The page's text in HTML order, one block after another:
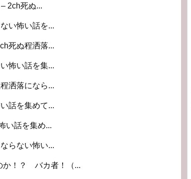
2ch死ぬ...
い怖い話を...
死ぬ程洒落...
怖い話を集...
洒落になら...
話を集めて...
い話を集め...
らない怖い...
か！？ バカ者！（...